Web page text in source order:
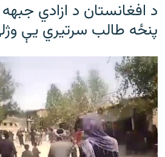
د افغانستان د ازادي
پنځه طالب سرتیري يې